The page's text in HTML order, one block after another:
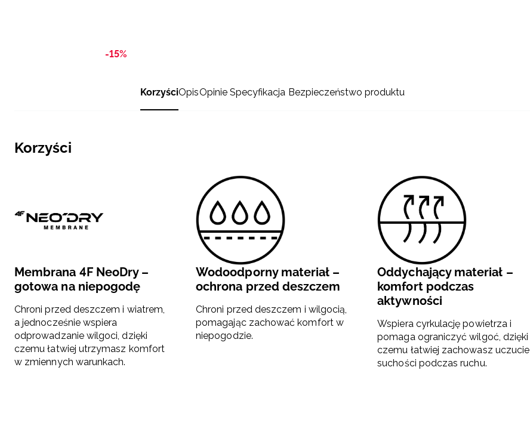
-15%
KorzyściOpisOpinie Specyfikacja Bezpieczeństwo produktu
Korzyści
Membrana 4F NeoDry –
gotowa na niepogodę
Chroni przed deszczem i wiatrem,
a jednocześnie wspiera
odprowadzanie wilgoci, dzięki
czemu łatwiej utrzymasz komfort
w zmiennych warunkach.
Wodoodporny materiał –
ochrona przed deszczem
Chroni przed deszczem i wilgocią,
pomagając zachować komfort w
niepogodzie.
Oddychający materiał –
komfort podczas
aktywności
Wspiera cyrkulację powietrza i
pomaga ograniczyć wilgoć, dzięki
czemu łatwiej zachowasz uczucie
suchości podczas ruchu.